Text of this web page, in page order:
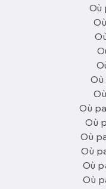
Où
Où
Où
Où
Où
Où
Où